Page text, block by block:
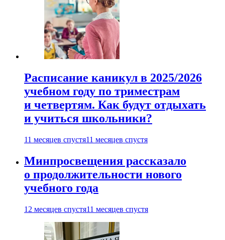
Расписание каникул в 2025/2026
учебном году по триместрам
и четвертям. Как будут отдыхать
и учиться школьники?
11 месяцев спустя11 месяцев спустя
Минпросвещения рассказало
о продолжительности нового
учебного года
12 месяцев спустя11 месяцев спустя